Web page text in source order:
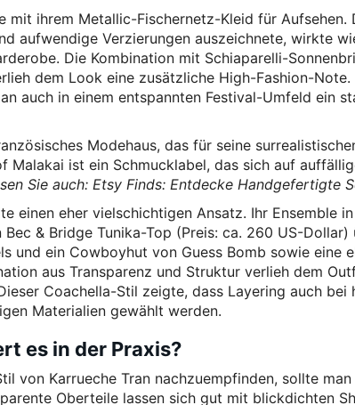
mit ihrem Metallic-Fischernetz-Kleid für Aufsehen.
aufwendige Verzierungen auszeichnete, wirkte
Die Kombination mit Schiaparelli-
dem Look eine zusätzliche High-Fashion-
auch in einem entspannten Festival-Umfeld ein
Modehaus, das für seine
Malakai ist ein Schmucklabel, das sich auf
Sie auch: Etsy Finds: Entdecke Handgefertigte
einen eher vielschichtigen Ansatz. Ihr Ensemble
& Bridge Tunika-Top (Preis: ca. 260 US-
und ein Cowboyhut von Guess Bomb sowie eine
aus Transparenz und Struktur verlieh dem
Coachella-Stil zeigte, dass Layering auch bei
Materialien gewählt werden.
es in der Praxis?
von Karrueche Tran nachzuempfinden, sollte
Oberteile lassen sich gut mit blickdichten